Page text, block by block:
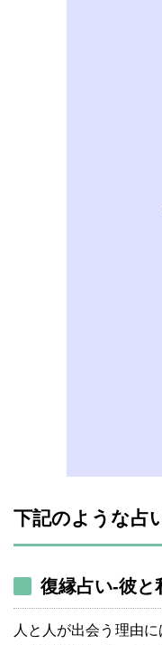
下記のような占
復縁占い-彼と
人と人が出会う理由